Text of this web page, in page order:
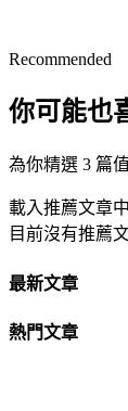
Recommended
你可能也
為你精選 3 篇
載入推薦文章
目前沒有推薦
最新文章
熱門文章